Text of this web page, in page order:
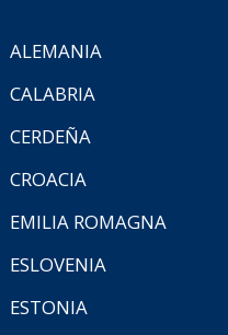
ALEMANIA
CALABRIA
CERDEÑA
CROACIA
EMILIA ROMAGNA
ESLOVENIA
ESTONIA